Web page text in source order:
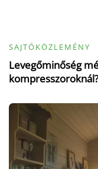
SAJTÓKÖZLEMÉNY
Levegőminőség
kompresszoroknál?